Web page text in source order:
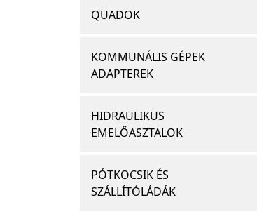
QUADOK
KOMMUNÁLIS GÉPEK
ADAPTEREK
HIDRAULIKUS
EMELŐASZTALOK
PÓTKOCSIK ÉS
SZÁLLÍTÓLÁDÁK